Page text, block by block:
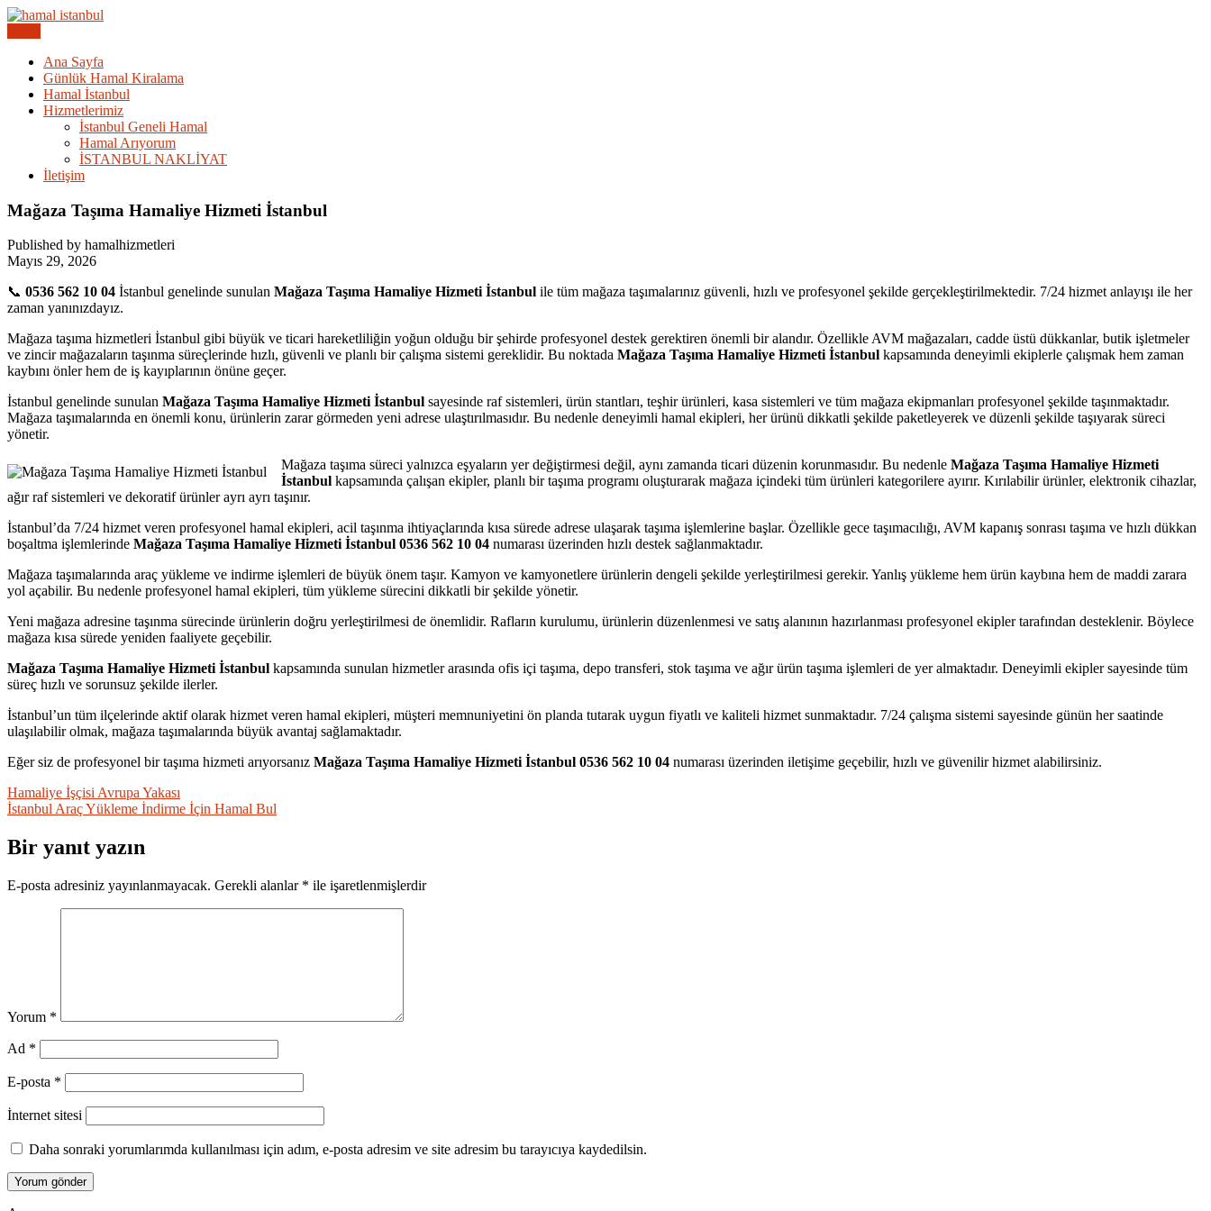
Skip
İstanbul Günlük Hamal | Hamal Arıyorum Hamal Lazım
Ana Sayfa
Günlük Hamal Kiralama
Hamal İstanbul
Hizmetlerimiz
İstanbul Geneli Hamal
Hamal Arıyorum
İSTANBUL NAKLİYAT
İletişim
Mağaza Taşıma Hamaliye Hizmeti İstanbul
Published by hamalhizmetleri
Mayıs 29, 2026
📞 0536 562 10 04 İstanbul genelinde sunulan Mağaza Taşıma Hamaliye Hizmeti İstanbul ile tüm mağaza taşımalarınız güvenli, hızlı ve profesyonel şekilde gerçekleştirilmektedir. 7/24 hizmet anlayışı ile her
zaman yanınızdayız.
Mağaza taşıma hizmetleri İstanbul gibi büyük ve ticari hareketliliğin yoğun olduğu bir şehirde profesyonel destek gerektiren önemli bir alandır. Özellikle AVM mağazaları, cadde üstü dükkanlar, butik işletmeler
ve zincir mağazaların taşınma süreçlerinde hızlı, güvenli ve planlı bir çalışma sistemi gereklidir. Bu noktada Mağaza Taşıma Hamaliye Hizmeti İstanbul kapsamında deneyimli ekiplerle çalışmak hem zaman
kaybını önler hem de iş kayıplarının önüne geçer.
İstanbul genelinde sunulan Mağaza Taşıma Hamaliye Hizmeti İstanbul sayesinde raf sistemleri, ürün stantları, teşhir ürünleri, kasa sistemleri ve tüm mağaza ekipmanları profesyonel şekilde taşınmaktadır.
Mağaza taşımalarında en önemli konu, ürünlerin zarar görmeden yeni adrese ulaştırılmasıdır. Bu nedenle deneyimli hamal ekipleri, her ürünü dikkatli şekilde paketleyerek ve düzenli şekilde taşıyarak süreci
yönetir.
Mağaza taşıma süreci yalnızca eşyaların yer değiştirmesi değil, aynı zamanda ticari düzenin korunmasıdır. Bu nedenle Mağaza Taşıma Hamaliye Hizmeti
İstanbul kapsamında çalışan ekipler, planlı bir taşıma programı oluşturarak mağaza içindeki tüm ürünleri kategorilere ayırır. Kırılabilir ürünler, elektronik cihazlar,
ağır raf sistemleri ve dekoratif ürünler ayrı ayrı taşınır.
İstanbul’da 7/24 hizmet veren profesyonel hamal ekipleri, acil taşınma ihtiyaçlarında kısa sürede adrese ulaşarak taşıma işlemlerine başlar. Özellikle gece taşımacılığı, AVM kapanış sonrası taşıma ve hızlı dükkan
boşaltma işlemlerinde Mağaza Taşıma Hamaliye Hizmeti İstanbul 0536 562 10 04 numarası üzerinden hızlı destek sağlanmaktadır.
Mağaza taşımalarında araç yükleme ve indirme işlemleri de büyük önem taşır. Kamyon ve kamyonetlere ürünlerin dengeli şekilde yerleştirilmesi gerekir. Yanlış yükleme hem ürün kaybına hem de maddi zarara
yol açabilir. Bu nedenle profesyonel hamal ekipleri, tüm yükleme sürecini dikkatli bir şekilde yönetir.
Yeni mağaza adresine taşınma sürecinde ürünlerin doğru yerleştirilmesi de önemlidir. Rafların kurulumu, ürünlerin düzenlenmesi ve satış alanının hazırlanması profesyonel ekipler tarafından desteklenir. Böylece
mağaza kısa sürede yeniden faaliyete geçebilir.
Mağaza Taşıma Hamaliye Hizmeti İstanbul kapsamında sunulan hizmetler arasında ofis içi taşıma, depo transferi, stok taşıma ve ağır ürün taşıma işlemleri de yer almaktadır. Deneyimli ekipler sayesinde tüm
süreç hızlı ve sorunsuz şekilde ilerler.
İstanbul’un tüm ilçelerinde aktif olarak hizmet veren hamal ekipleri, müşteri memnuniyetini ön planda tutarak uygun fiyatlı ve kaliteli hizmet sunmaktadır. 7/24 çalışma sistemi sayesinde günün her saatinde
ulaşılabilir olmak, mağaza taşımalarında büyük avantaj sağlamaktadır.
Eğer siz de profesyonel bir taşıma hizmeti arıyorsanız Mağaza Taşıma Hamaliye Hizmeti İstanbul 0536 562 10 04 numarası üzerinden iletişime geçebilir, hızlı ve güvenilir hizmet alabilirsiniz.
Yazı
gezinmesi
Hamaliye İşçisi Avrupa Yakası
İstanbul Araç Yükleme İndirme İçin Hamal Bul
Bir yanıt yazın
E-posta adresiniz yayınlanmayacak. Gerekli alanlar * ile işaretlenmişlerdir
Yorum *
Ad *
E-posta *
İnternet sitesi
Daha sonraki yorumlarımda kullanılması için adım, e-posta adresim ve site adresim bu tarayıcıya kaydedilsin.